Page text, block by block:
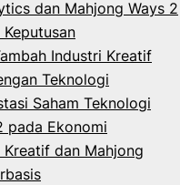
dan Mahjong Ways 2
Industri Kreatif
Teknologi
Saham Teknologi
pada Ekonomi
dan Mahjong